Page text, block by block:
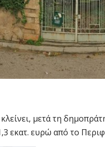
μετά τη
εκατ. ευρώ από το